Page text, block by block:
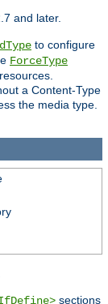
and later.
to configure
ForceType
a Content-Type
the media type.
sections